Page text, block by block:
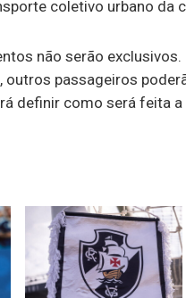
coletivo urbano da
não serão
passageiros
definir como será feita